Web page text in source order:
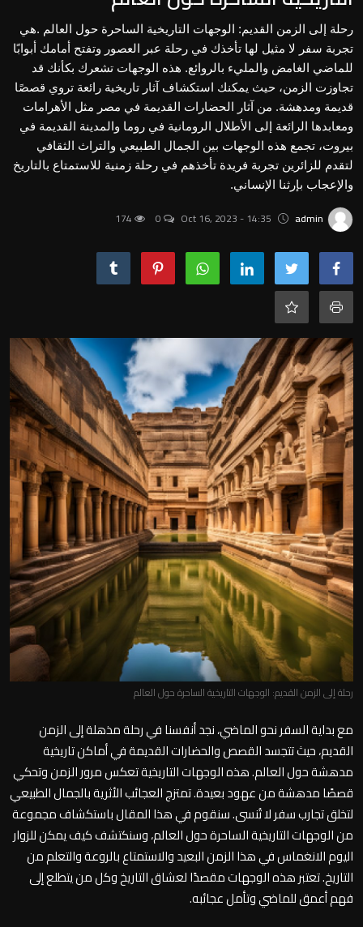
عالم الحيوان والطيور
الفنون والآداب
الأعمال والاقتصاد
التكنولوجيا والعلوم
Contact
الأسرة والعلاقات
Gallery
العربية
رحلة إلى الزمن القديم: الوجهات التاريخية الساحرة حول العالم .هي
تجربة سفر لا مثيل لها تأخذك في رحلة عبر العصور وتفتح أمامك أبوابًا
للماضي الغامض والمليء بالروائع. هذه الوجهات تشعرك بكأنك قد
تجاوزت الزمن، حيث يمكنك استكشاف آثار تاريخية رائعة تروي قصصًا
قديمة ومدهشة. من آثار الحضارات القديمة في مصر مثل الأهرامات
ومعابدها الرائعة إلى الأطلال الرومانية في روما والمدينة القديمة في
بيروت، تجمع هذه الوجهات بين الجمال الطبيعي والتراث الثقافي
لتقدم للزائرين تجربة فريدة تأخذهم في رحلة زمنية للاستمتاع بالتاريخ
والإعجاب بإرثنا الإنساني.
admin
Oct 16, 2023 - 14:35
رحلة إلى الزمن القديم: الوجهات التاريخية الساحرة حول العالم
مع بداية السفر نحو الماضي، نجد أنفسنا في رحلة مذهلة إلى الزمن
القديم، حيث تتجسد القصص والحضارات القديمة في أماكن تاريخية
مدهشة حول العالم. هذه الوجهات التاريخية تعكس مرور الزمن وتحكي
قصصًا مدهشة من عهود بعيدة. تمتزج العجائب الأثرية بالجمال الطبيعي
لتخلق تجارب سفر لا تُنسى. سنقوم في هذا المقال باستكشاف مجموعة
من الوجهات التاريخية الساحرة حول العالم، وسنكتشف كيف يمكن للزوار
اليوم الانغماس في هذا الزمن البعيد والاستمتاع بالروعة والتعلم من
التاريخ. تعتبر هذه الوجهات مقصدًا لعشاق التاريخ وكل من يتطلع إلى
فهم أعمق للماضي وتأمل عجائبه.